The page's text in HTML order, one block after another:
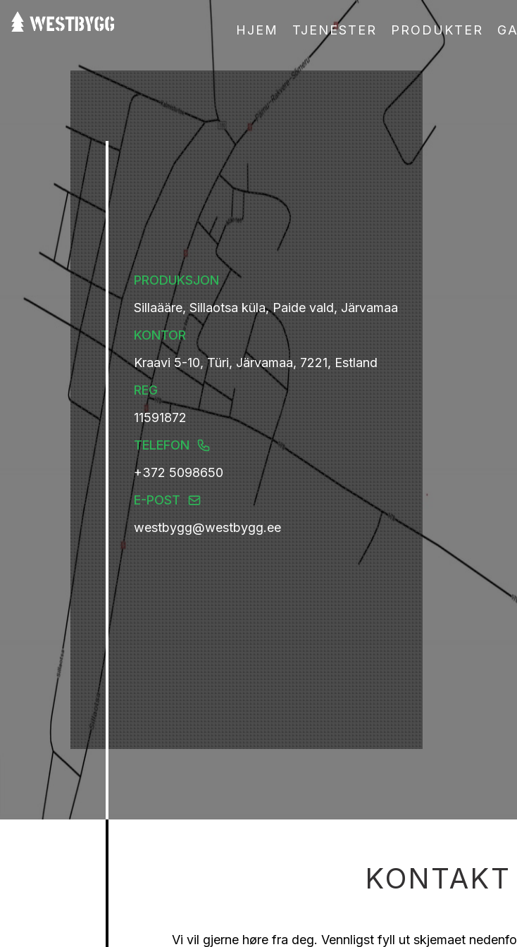
HJEM TJENESTER PRODUKTER
PRODUKSJON
Sillaääre, Sillaotsa küla, Paide vald, Järvamaa
KONTOR
Kraavi 5-10, Türi, Järvamaa, 7221, Estland
REG
11591872
TELEFON
+372 5098650
E-POST
westbygg@westbygg.ee
KONTAKT
Vi vil gjerne høre fra deg. Vennligst fyll ut skjemaet